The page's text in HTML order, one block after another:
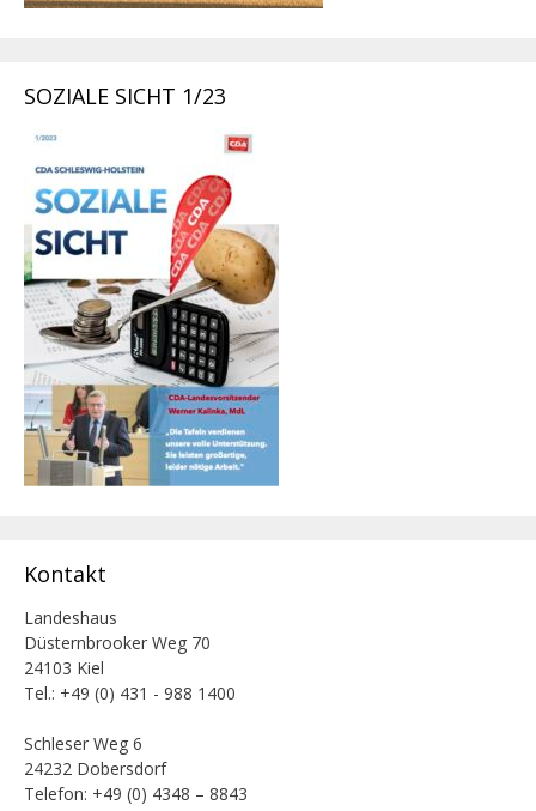
SOZIALE SICHT 1/23
Kontakt
Landeshaus
Düsternbrooker Weg 70
24103 Kiel
Tel.: +49 (0) 431 - 988 1400
Schleser Weg 6
24232 Dobersdorf
Telefon: +49 (0) 4348 – 8843